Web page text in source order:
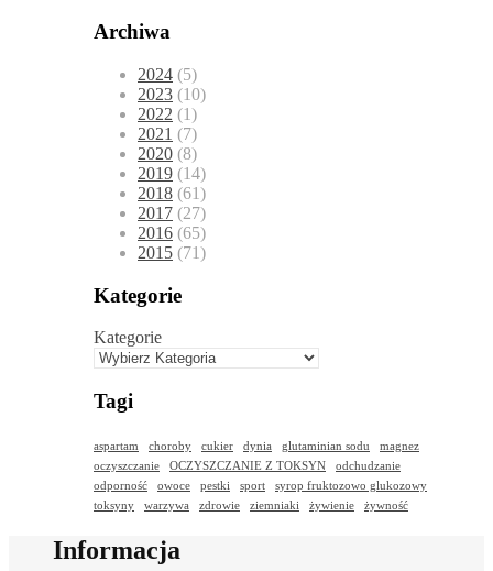
Archiwa
2024 (5)
2023 (10)
2022 (1)
2021 (7)
2020 (8)
2019 (14)
2018 (61)
2017 (27)
2016 (65)
2015 (71)
Kategorie
Kategorie
Tagi
aspartam choroby cukier dynia glutaminian sodu
magnez
oczyszczanie
OCZYSZCZANIE Z TOKSYN
odchudzanie
odporność
owoce pestki sport
syrop fruktozowo glukozowy
toksyny
warzywa zdrowie ziemniaki żywienie żywność
Informacja